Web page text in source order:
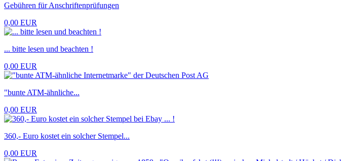
Gebühren für Anschriftenprüfungen
0,00 EUR
... bitte lesen und beachten !
0,00 EUR
"bunte ATM-ähnliche...
0,00 EUR
360,- Euro kostet ein solcher Stempel...
0,00 EUR